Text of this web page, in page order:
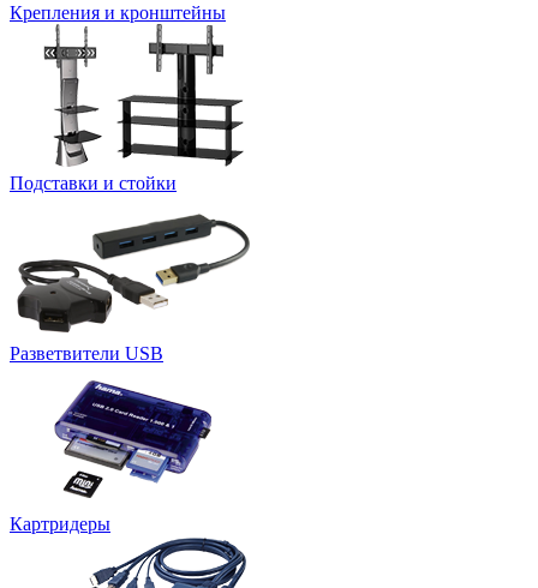
Крепления и кронштейны
Подставки и стойки
Разветвители USB
Картридеры